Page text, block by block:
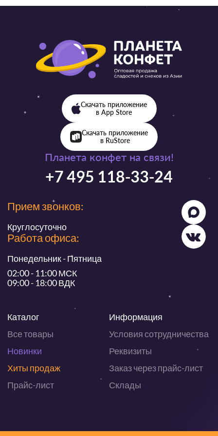
Планета конфет на связи!
+7 495 118-33-24
Прием звонков:
Круглосуточно
Работа офиса:
Понедельник - Пятница
02:00 - 11:00 МСК
09:00 - 18:00 ВДК
Каталог
Все товары
Новинки
Хиты продаж
Прайс-лист
Информация
Условия сотрудничества
Реквизиты
Заказ через прайс-лист
Склады
Скачать приложение
в App Store
Скачать приложение
в RuStore